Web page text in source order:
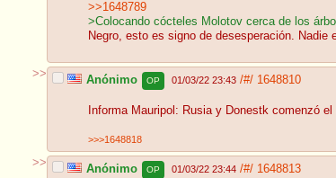
>>1648789
>Colocando cócteles Molotov cerca de los
Negro, esto es signo de desesperación.
>> Anónimo OP 01/03/22 23:43 /#/ 1648810
Informa Mauripol: Rusia y Donestk comenzó
>>>1648818
>> Anónimo OP 01/03/22 23:44 /#/ 1648813